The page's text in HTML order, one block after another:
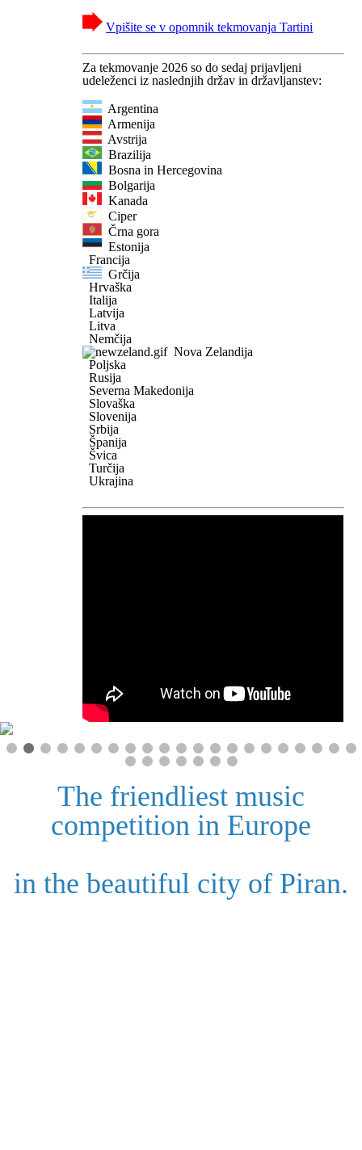
Vpišite se v opomnik tekmovanja Tartini
Za tekmovanje 2026 so do sedaj prijavljeni
udeleženci iz naslednjih držav in državljanstev:
Argentina
Armenija
Avstrija
Brazilija
Bosna in Hercegovina
Bolgarija
Kanada
Ciper
Črna gora
Estonija
Francija
Grčija
Hrvaška
Italija
Latvija
Litva
Nemčija
Nova Zelandija
Poljska
Rusija
Severna Makedonija
Slovaška
Slovenija
Srbija
Španija
Švica
Turčija
Ukrajina
The friendliest music
competition in Europe
in the beautiful city of Piran.